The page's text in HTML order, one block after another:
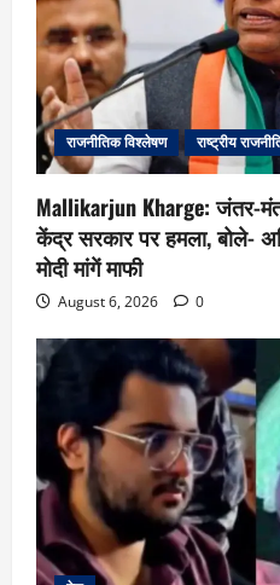
राजनीतिक विश्लेषण राष्ट्रीय
Mallikarjun Kharge: जंतर-
केंद्र सरकार पर हमला, बोले-
मोदी मांगें माफी
August 6, 2026 0